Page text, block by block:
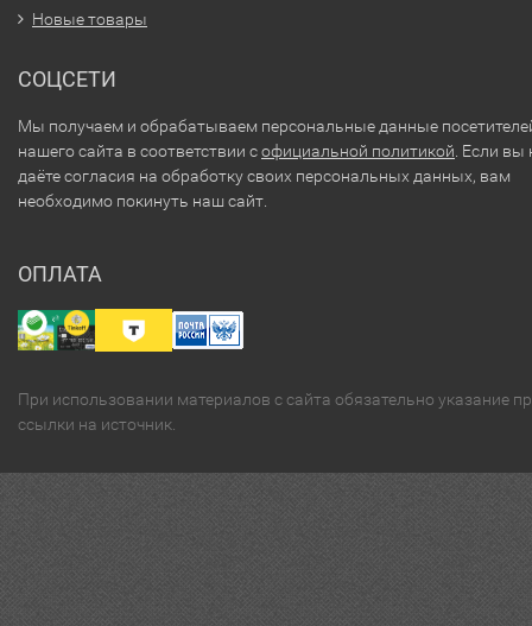
Новые товары
СОЦСЕТИ
Мы получаем и обрабатываем персональные данные
нашего сайта в соответствии софициальной политикой. Если вы
даёте согласия на обработку своих персональных данных, вам
необходимо покинуть наш сайт.
ОПЛАТА
При использовании материалов с сайта обязательно указание
ссылки на источник.